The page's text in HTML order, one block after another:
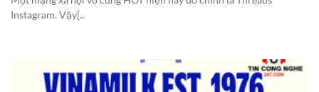
Instagram. Vậy[..